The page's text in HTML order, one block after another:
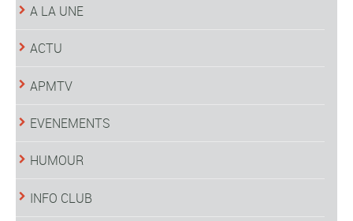
A LA UNE
ACTU
APMTV
EVENEMENTS
HUMOUR
INFO CLUB